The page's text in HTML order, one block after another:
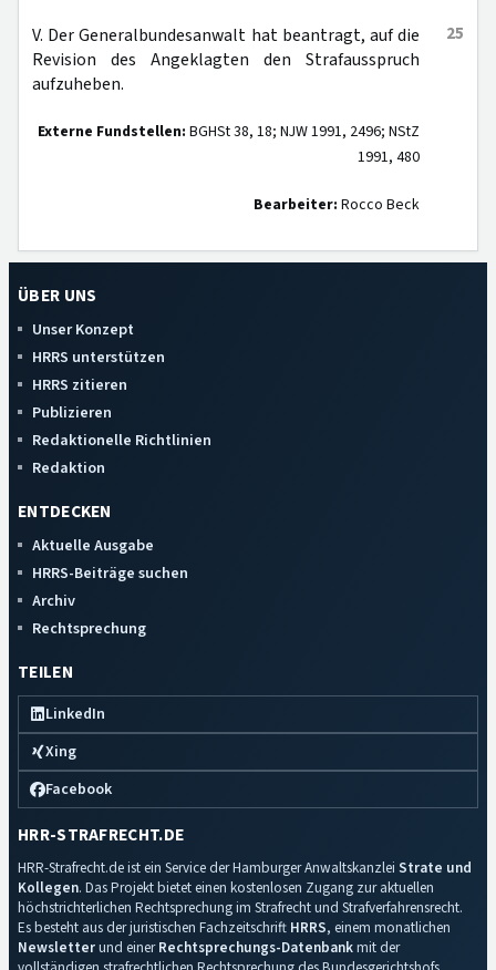
25
V. Der Generalbundesanwalt hat beantragt, auf die
Revision des Angeklagten den Strafausspruch
aufzuheben.
Externe Fundstellen: BGHSt 38, 18; NJW 1991, 2496; NStZ
1991, 480
Bearbeiter: Rocco Beck
ÜBER UNS
Unser Konzept
HRRS unterstützen
HRRS zitieren
Publizieren
Redaktionelle Richtlinien
Redaktion
ENTDECKEN
Aktuelle Ausgabe
HRRS-Beiträge suchen
Archiv
Rechtsprechung
TEILEN
LinkedIn
Xing
Facebook
HRR-STRAFRECHT.DE
HRR-Strafrecht.de ist ein Service der Hamburger Anwaltskanzlei Strate und
Kollegen. Das Projekt bietet einen kostenlosen Zugang zur aktuellen
höchstrichterlichen Rechtsprechung im Strafrecht und Strafverfahrensrecht.
Es besteht aus der juristischen Fachzeitschrift HRRS, einem monatlichen
Newsletterund einerRechtsprechungs-Datenbankmit der